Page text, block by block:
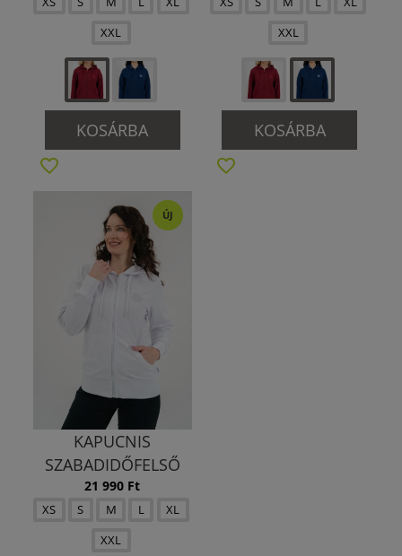
XXL
KOSÁRBA
XXL
KOSÁRBA
ÚJ
KAPUCNIS
SZABADIDŐFELSŐ
21 990 Ft
XS S M L
XL
XXL